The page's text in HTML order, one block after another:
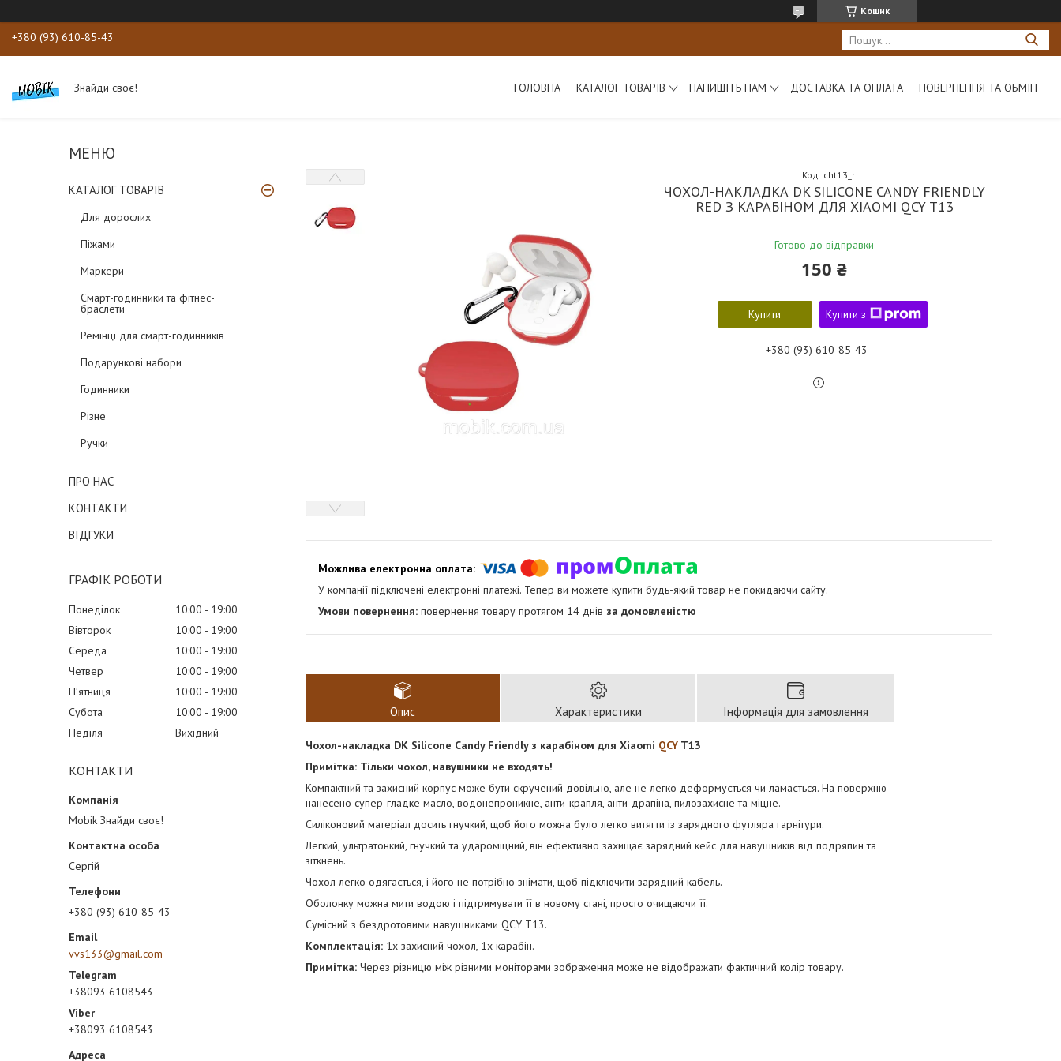
Кошик
+380 (93) 610-85-43
Знайди своє! ГОЛОВНА КАТАЛОГ ТОВАРІВ НАПИШІТЬ НАМ ДОСТАВКА ТА ОПЛАТА ПОВЕРНЕННЯ ТА ОБМІН
КАТАЛОГ ТОВАРІВ
Для дорослих
Піжами
Маркери
Смарт-годинники та фітнес-
браслети
Ремінці для смарт-годинників
Подарункові набори
Годинники
Різне
Ручки
ПРО НАС
КОНТАКТИ
ВІДГУКИ
ГРАФІК РОБОТИ
Понеділок 10:00
19:00
Вівторок
10:00
19:00
Середа
10:00
19:00
Четвер
10:00
19:00
Пʼятниця
10:00
19:00
Субота
10:00
19:00
Неділя
Вихідний
КОНТАКТИ
Mobik Знайди своє!
Сергій
+380 (93) 610-85-43
vvs133@gmail.com
+38093 6108543
+38093 6108543
ЧОХОЛ-НАКЛАДКА DK SILICONE CANDY FRIENDLY
RED З КАРАБІНОМ ДЛЯ XIAOMI QCY T13
Готово до відправки
Код: cht13_r
150 ₴
Купити Купити з
+380 (93) 610-85-43
У компанії підключені електронні платежі. Тепер ви можете купити будь-який товар не покидаючи сайту.
повернення товару протягом 14 днів за домовленістю
Опис Характеристики Інформація для замовлення
Чохол-накладка DK Silicone Candy Friendly з карабіном для Xiaomi QCY T13
Примітка: Тільки чохол, навушники не входять!
Компактний та захисний корпус може бути скручений довільно, але не легко деформується чи ламається. На поверхню
нанесено супер-гладке масло, водонепроникне, анти-крапля, анти-драпіна, пилозахисне та міцне.
Силіконовий матеріал досить гнучкий, щоб його можна було легко витягти із зарядного футляра гарнітури.
Легкий, ультратонкий, гнучкий та удароміцний, він ефективно захищає зарядний кейс для навушників від подряпин та
зіткнень.
Чохол легко одягається, і його не потрібно знімати, щоб підключити зарядний кабель.
Оболонку можна мити водою і підтримувати її в новому стані, просто очищаючи її.
Сумісний з бездротовими навушниками QCY T13.
Комплектація: 1x захисний чохол, 1x карабін.
Примітка: Через різницю між різними моніторами зображення може не відображати фактичний колір товару.